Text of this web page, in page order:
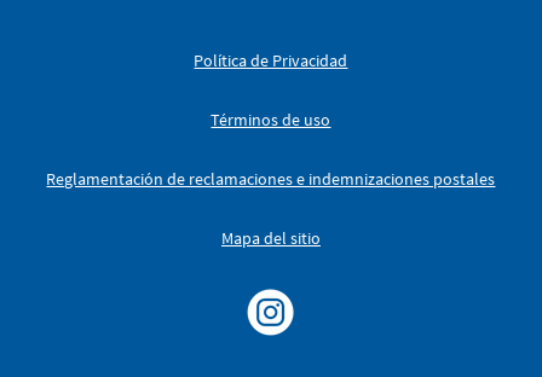
Política de Privacidad
Términos de uso
Reglamentación de reclamaciones e indemnizaciones postales
Mapa del sitio